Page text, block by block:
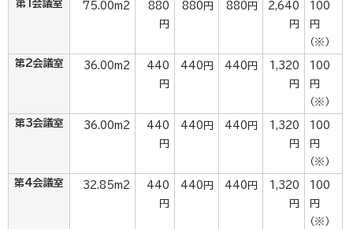
第1会議室 75.00m2
880
円
880円 880円
2,640
円
100
円
（※）
第2会議室 36.00m2
440
円
440円 440円
1,320
円
100
円
（※）
第3会議室 36.00m2
440
円
440円 440円
1,320
円
100
円
（※）
第4会議室 32.85m2
440
円
440円 440円
1,320
円
100
円
（※）